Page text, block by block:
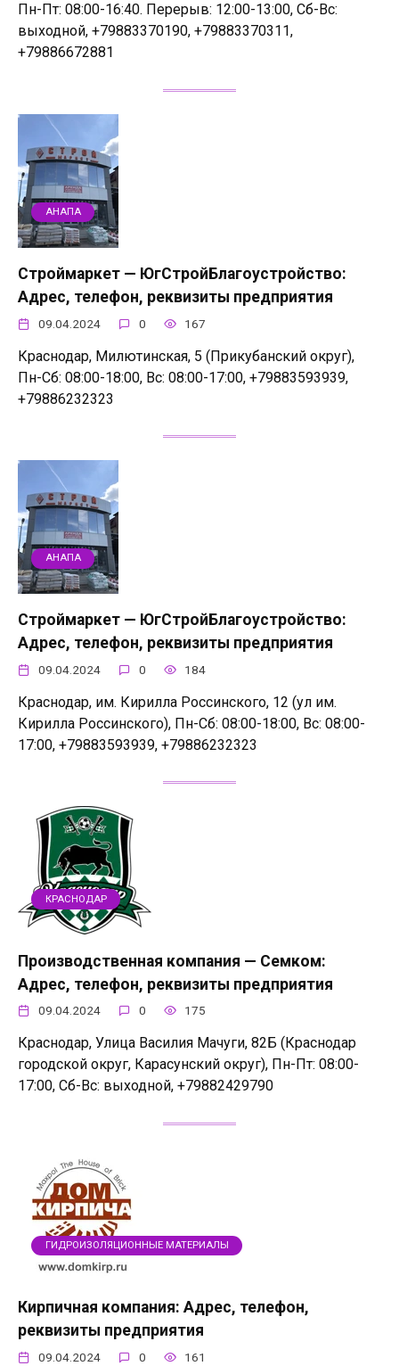
Пн-Пт: 08:00-16:40. Перерыв: 12:00-13:00, Сб-Вс:
выходной, +79883370190, +79883370311,
+79886672881
АНАПА
Строймаркет — ЮгСтройБлагоустройство:
Адрес, телефон, реквизиты предприятия
09.04.2024 0 167
Краснодар, Милютинская, 5 (Прикубанский округ),
Пн-Сб: 08:00-18:00, Вс: 08:00-17:00, +79883593939,
+79886232323
АНАПА
Строймаркет — ЮгСтройБлагоустройство:
Адрес, телефон, реквизиты предприятия
09.04.2024 0 184
Краснодар, им. Кирилла Россинского, 12 (ул им.
Кирилла Россинского), Пн-Сб: 08:00-18:00, Вс: 08:00-
17:00, +79883593939, +79886232323
КРАСНОДАР
Производственная компания — Семком:
Адрес, телефон, реквизиты предприятия
09.04.2024 0 175
Краснодар, Улица Василия Мачуги, 82Б (Краснодар
городской округ, Карасунский округ), Пн-Пт: 08:00-
17:00, Сб-Вс: выходной, +79882429790
ГИДРОИЗОЛЯЦИОННЫЕ МАТЕРИАЛЫ
Кирпичная компания: Адрес, телефон,
реквизиты предприятия
09.04.2024 0 161